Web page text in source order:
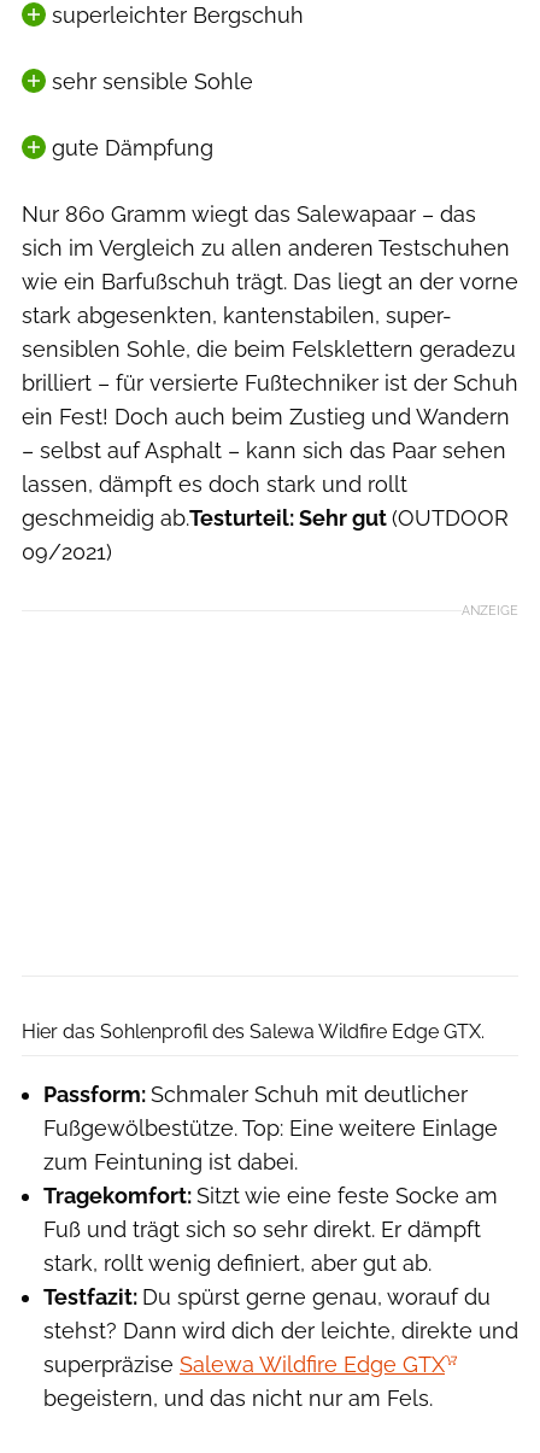
superleichter Bergschuh
sehr sensible Sohle
gute Dämpfung
Nur 860 Gramm wiegt das Salewapaar – das
sich im Vergleich zu allen anderen Testschuhen
wie ein Barfußschuh trägt. Das liegt an der vorne
stark abgesenkten, kantenstabilen, super-
sensiblen Sohle, die beim Felsklettern geradezu
brilliert – für versierte Fußtechniker ist der Schuh
ein Fest! Doch auch beim Zustieg und Wandern
– selbst auf Asphalt – kann sich das Paar sehen
lassen, dämpft es doch stark und rollt
geschmeidig ab.Testurteil: Sehr gut(OUTDOOR
09/2021)
ANZEIGE
Hier das Sohlenprofil des Salewa Wildfire Edge GTX.
Passform:Schmaler Schuh mit deutlicher
Fußgewölbestütze. Top: Eine weitere Einlage
zum Feintuning ist dabei.
Tragekomfort:Sitzt wie eine feste Socke am
Fuß und trägt sich so sehr direkt. Er dämpft
stark, rollt wenig definiert, aber gut ab.
Testfazit: Du spürst gerne genau, worauf du
stehst? Dann wird dich der leichte, direkte und
superpräzise Salewa Wildfire Edge GTX
begeistern, und das nicht nur am Fels.